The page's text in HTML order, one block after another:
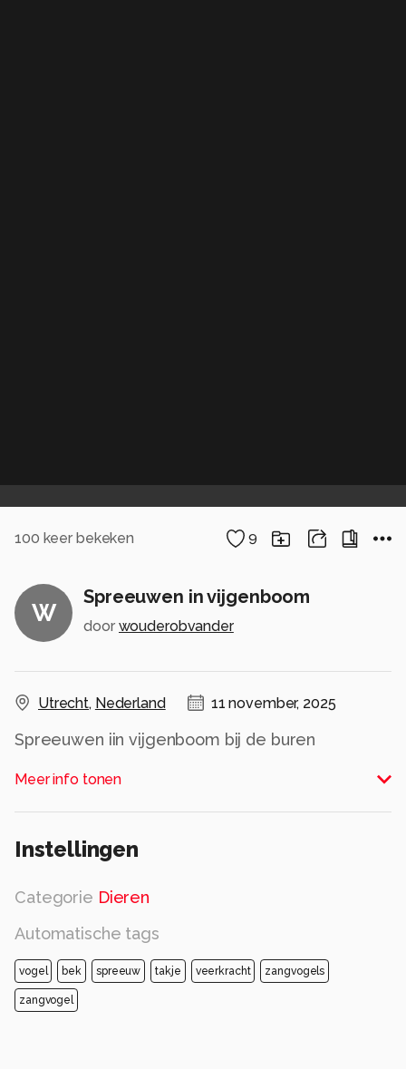
100 keer bekeken 9
W
Spreeuwen in vijgenboom
door wouderobvander
Utrecht, Nederland 11 november, 2025
Spreeuwen iin vijgenboom bij de buren
Meer info tonen
Instellingen
Categorie Dieren
Automatische tags
vogel bek spreeuw takje veerkracht zangvogels
zangvogel